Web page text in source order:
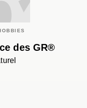
des GR®